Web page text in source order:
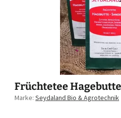
Früchtetee
Marke: Seydaland Bio & Agrotechnik